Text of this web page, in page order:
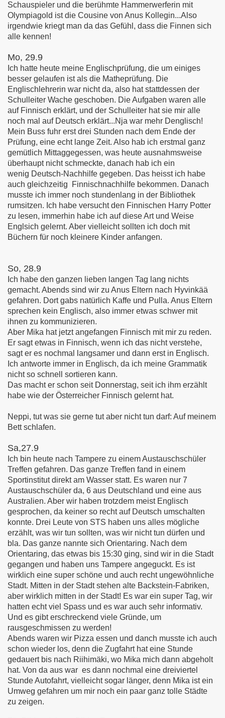
Schauspieler und die berühmte Hammerwerferin mit
Olympiagold ist die Cousine von Anus Kollegin...Also
irgendwie kriegt man da das Gefühl, dass die Finnen sich
alle kennen!
Mo, 29.9
Ich hatte heute meine Englischprüfung, die um einiges
besser gelaufen ist als die Matheprüfung. Die
Englischlehrerin war nicht da, also hat stattdessen der
Schulleiter Wache geschoben. Die Aufgaben waren alle
auf Finnisch erklärt, und der Schulleiter hat sie mir alle
noch mal auf Deutsch erklärt...Nja war mehr Denglisch!
Mein Buss fuhr erst drei Stunden nach dem Ende der
Prüfung, eine echt lange Zeit. Also hab ich erstmal ganz
gemütlich Mittaggegessen, was heute ausnahmsweise
überhaupt nicht schmeckte, danach hab ich ein
wenig Deutsch-Nachhilfe gegeben. Das heisst ich habe
auch gleichzeitig Finnischnachhilfe bekommen. Danach
musste ich immer noch stundenlang in der Bibliothek
rumsitzen. Ich habe versucht den Finnischen Harry Potter
zu lesen, immerhin habe ich auf diese Art und Weise
Englsich gelernt. Aber vielleicht sollten ich doch mit
Büchern für noch kleinere Kinder anfangen.
So, 28.9
Ich habe den ganzen lieben langen Tag lang nichts
gemacht. Abends sind wir zu Anus Eltern nach Hyvinkää
gefahren. Dort gabs natürlich Kaffe und Pulla. Anus Eltern
sprechen kein Englisch, also immer etwas schwer mit
ihnen zu kommunizieren.
Aber Mika hat jetzt angefangen Finnisch mit mir zu reden.
Er sagt etwas in Finnisch, wenn ich das nicht verstehe,
sagt er es nochmal langsamer und dann erst in Englisch.
Ich antworte immer in Englisch, da ich meine Grammatik
nicht so schnell sortieren kann.
Das macht er schon seit Donnerstag, seit ich ihm erzählt
habe wie der Österreicher Finnisch gelernt hat.
Neppi, tut was sie gerne tut aber nicht tun darf: Auf meinem
Bett schlafen.
Sa,27.9
Ich bin heute nach Tampere zu einem Austauschschüler
Treffen gefahren. Das ganze Treffen fand in einem
Sportinstitut direkt am Wasser statt. Es waren nur 7
Austauschschüler da, 6 aus Deutschland und eine aus
Australien. Aber wir haben trotzdem meist Englisch
gesprochen, da keiner so recht auf Deutsch umschalten
konnte. Drei Leute von STS haben uns alles mögliche
erzählt, was wir tun sollten, was wir nicht tun dürfen und
bla. Das ganze nannte sich Orientaring. Nach dem
Orientaring, das etwas bis 15:30 ging, sind wir in die Stadt
gegangen und haben uns Tampere angeguckt. Es ist
wirklich eine super schöne und auch recht ungewöhnliche
Stadt. Mitten in der Stadt stehen alte Backstein-Fabriken,
aber wirklich mitten in der Stadt! Es war ein super Tag, wir
hatten echt viel Spass und es war auch sehr informativ.
Und es gibt erschreckend viele Gründe, um
rausgeschmissen zu werden!
Abends waren wir Pizza essen und danch musste ich auch
schon wieder los, denn die Zugfahrt hat eine Stunde
gedauert bis nach Riihimäki, wo Mika mich dann abgeholt
hat. Von da aus war es dann nochmal eine dreiviertel
Stunde Autofahrt, vielleicht sogar länger, denn Mika ist ein
Umweg gefahren um mir noch ein paar ganz tolle Städte
zu zeigen.